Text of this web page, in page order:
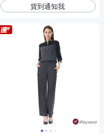
貨到通知我